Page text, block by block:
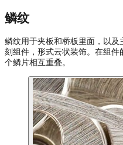
鳞纹
鳞纹用于夹板和桥板里面，以
刻组件，形式云状装饰。在组
个鳞片相互重叠。